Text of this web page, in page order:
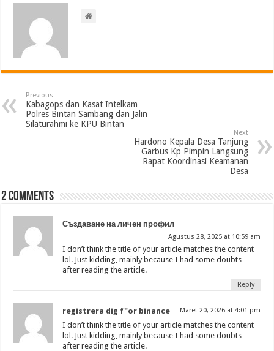
Previous
Kabagops dan Kasat Intelkam
Polres Bintan Sambang dan Jalin
Silaturahmi ke KPU Bintan
Next
Hardono Kepala Desa Tanjung
Garbus Kp Pimpin Langsung
Rapat Koordinasi Keamanan
Desa
2 comments
Създаване на личен профил
Agustus 28, 2025 at 10:59 am
I don’t think the title of your article matches the content
lol. Just kidding, mainly because I had some doubts
after reading the article.
Reply
registrera dig f"or binance Maret 20, 2026 at 4:01 pm
I don’t think the title of your article matches the content
lol. Just kidding, mainly because I had some doubts
after reading the article.